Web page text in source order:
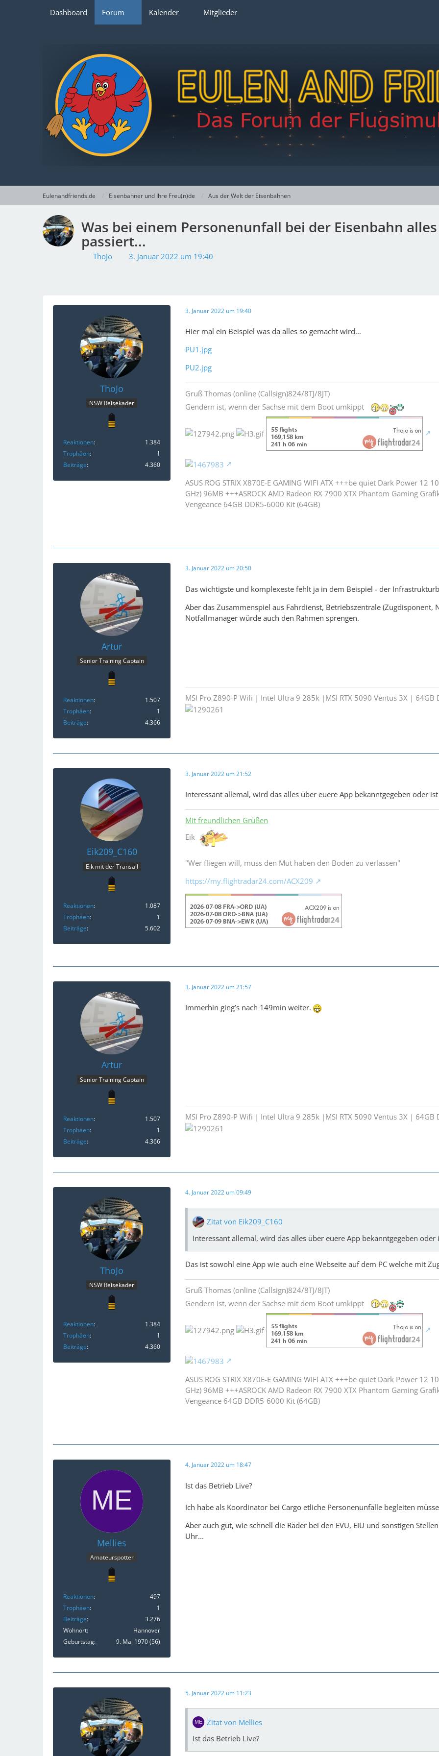
Dashboard Forum Kalender Mitglieder
Eulenandfriends.de Eisenbahner und Ihre Freu(n)de Aus der Welt der Eisenbahnen
Was bei einem Personenunfall bei der Eisenbahn
passiert...
ThoJo 3. Januar 2022 um 19:40
ThoJo
NSW Reisekader
Reaktionen
1.384
Trophäen
1
Beiträge
4.360
3. Januar 2022 um 19:40
Hier mal ein Beispiel was da alles so gemacht wird...
PU1.jpg
PU2.jpg
Gruß Thomas (online (Callsign)824/8TJ/8JT)
Gendern ist, wenn der Sachse mit dem Boot umkippt
ASUS ROG STRIX X870E-E GAMING WIFI ATX +++be quiet Dark Power 12
GHz) 96MB +++ASROCK AMD Radeon RX 7900 XTX Phantom Gaming
Vengeance 64GB DDR5-6000 Kit (64GB)
Artur
Senior Training Captain
Reaktionen
1.507
Trophäen
1
Beiträge
4.366
3. Januar 2022 um 20:50
Das wichtigste und komplexeste fehlt ja in dem Beispiel - der
Aber das Zusammenspiel aus Fahrdienst, Betriebszentrale
Notfallmanager würde auch den Rahmen sprengen.
MSI Pro Z890-P Wifi | Intel Ultra 9 285k |MSI RTX 5090 Ventus 3X | 64GB
Eik209_C160
Eik mit der Transall
Reaktionen
1.087
Trophäen
1
Beiträge
5.602
3. Januar 2022 um 21:52
Interessant allemal, wird das alles über euere App bekanntgegeben oder
Mit freundlichen Grüßen
Eik
"Wer fliegen will, muss den Mut haben den Boden zu verlassen"
https://my.flightradar24.com/ACX209
Artur
Senior Training Captain
Reaktionen
1.507
Trophäen
1
Beiträge
4.366
3. Januar 2022 um 21:57
Immerhin ging’s nach 149min weiter.
MSI Pro Z890-P Wifi | Intel Ultra 9 285k |MSI RTX 5090 Ventus 3X | 64GB
ThoJo
NSW Reisekader
Reaktionen
1.384
Trophäen
1
Beiträge
4.360
4. Januar 2022 um 09:49
Zitat von Eik209_C160
Interessant allemal, wird das alles über euere App bekanntgegeben oder
Das ist sowohl eine App wie auch eine Webseite auf dem PC welche mit
Gruß Thomas (online (Callsign)824/8TJ/8JT)
Gendern ist, wenn der Sachse mit dem Boot umkippt
ASUS ROG STRIX X870E-E GAMING WIFI ATX +++be quiet Dark Power 12
GHz) 96MB +++ASROCK AMD Radeon RX 7900 XTX Phantom Gaming
Vengeance 64GB DDR5-6000 Kit (64GB)
Mellies
Amateurspotter
Reaktionen
497
Trophäen
1
Beiträge
3.276
Wohnort
Hannover
Geburtstag
9. Mai 1970 (56)
4. Januar 2022 um 18:47
Ist das Betrieb Live?
Ich habe als Koordinator bei Cargo etliche Personenunfälle begleiten
Aber auch gut, wie schnell die Räder bei den EVU, EIU und sonstigen
Uhr...
5. Januar 2022 um 11:23
Zitat von Mellies
Ist das Betrieb Live?